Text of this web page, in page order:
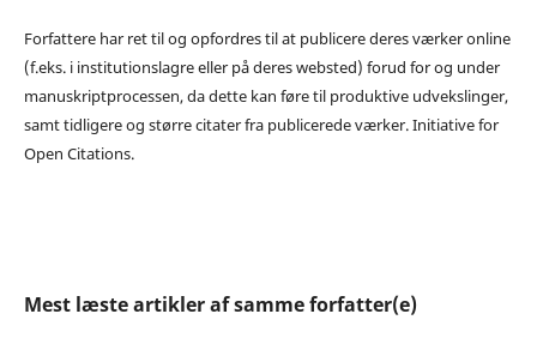
Forfattere har ret til og opfordres til at publicere deres værker online
(f.eks. i institutionslagre eller på deres websted) forud for og under
manuskriptprocessen, da dette kan føre til produktive udvekslinger,
samt tidligere og større citater fra publicerede værker. Initiative for
Open Citations.
Mest læste artikler af samme forfatter(e)